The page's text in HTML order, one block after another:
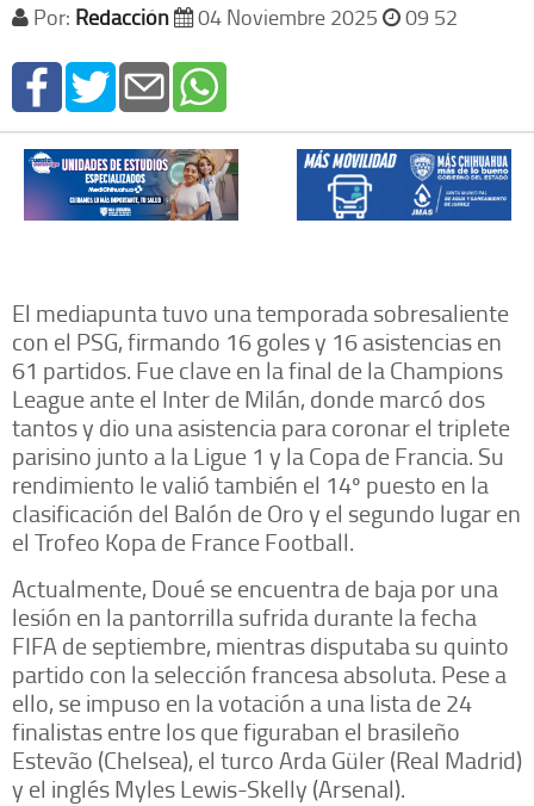
Por: Redacción 04 Noviembre 2025 09 52
El mediapunta tuvo una temporada sobresaliente
con el PSG, firmando 16 goles y 16 asistencias en
61 partidos. Fue clave en la final de la Champions
League ante el Inter de Milán, donde marcó dos
tantos y dio una asistencia para coronar el triplete
parisino junto a la Ligue 1 y la Copa de Francia. Su
rendimiento le valió también el 14º puesto en la
clasificación del Balón de Oro y el segundo lugar en
el Trofeo Kopa de France Football.
Actualmente, Doué se encuentra de baja por una
lesión en la pantorrilla sufrida durante la fecha
FIFA de septiembre, mientras disputaba su quinto
partido con la selección francesa absoluta. Pese a
ello, se impuso en la votación a una lista de 24
finalistas entre los que figuraban el brasileño
Estevão (Chelsea), el turco Arda Güler (Real Madrid)
y el inglés Myles Lewis-Skelly (Arsenal).